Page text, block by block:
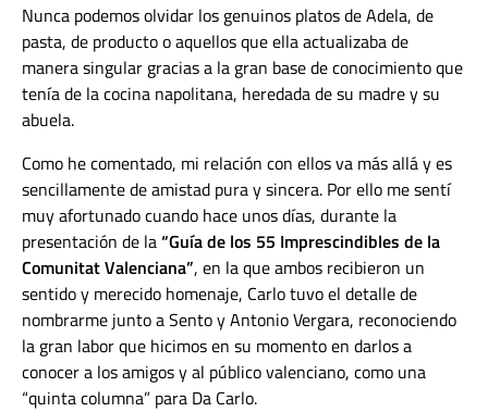
Nunca podemos olvidar los genuinos platos de Adela, de
pasta, de producto o aquellos que ella actualizaba de
manera singular gracias a la gran base de conocimiento que
tenía de la cocina napolitana, heredada de su madre y su
abuela.
Como he comentado, mi relación con ellos va más allá y es
sencillamente de amistad pura y sincera. Por ello me sentí
muy afortunado cuando hace unos días, durante la
presentación de la“Guía de los 55 Imprescindibles de la
Comunitat Valenciana”, en la que ambos recibieron un
sentido y merecido homenaje, Carlo tuvo el detalle de
nombrarme junto a Sento y Antonio Vergara, reconociendo
la gran labor que hicimos en su momento en darlos a
conocer a los amigos y al público valenciano, como una
“quinta columna” para Da Carlo.